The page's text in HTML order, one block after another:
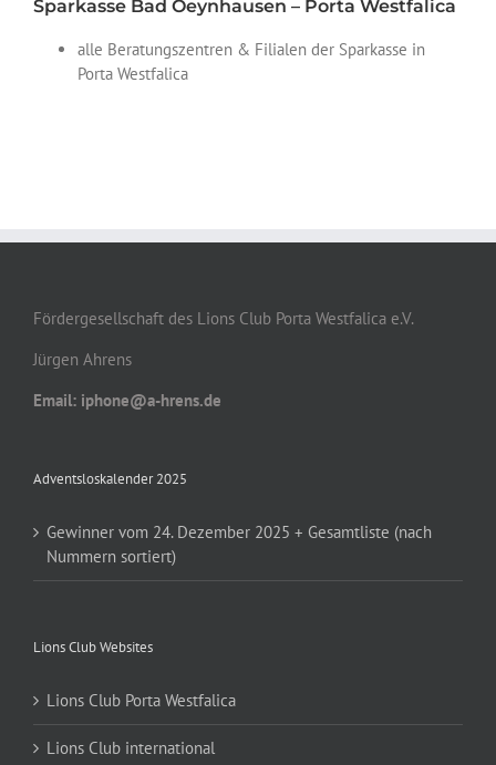
Sparkasse Bad Oeynhausen – Porta Westfalica
alle Beratungszentren & Filialen der Sparkasse in
Porta Westfalica
Fördergesellschaft des Lions Club Porta Westfalica e.V.
Jürgen Ahrens
Email: iphone@a-hrens.de
Adventsloskalender 2025
Gewinner vom 24. Dezember 2025 + Gesamtliste (nach
Nummern sortiert)
Lions Club Websites
Lions Club Porta Westfalica
Lions Club international